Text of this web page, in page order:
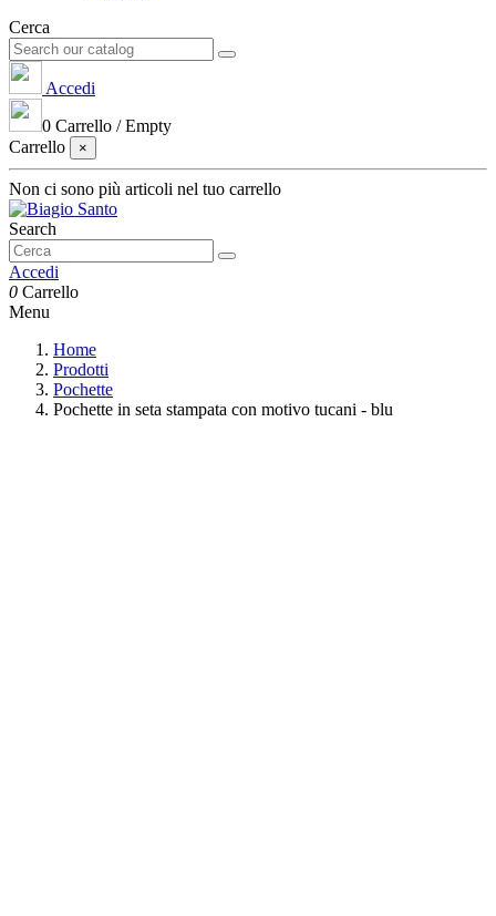
Cerca
Accedi
0 Carrello /Empty
Carrello
×
Non ci sono più articoli nel tuo carrello
Search
Accedi
0 Carrello
Menu
Home
Prodotti
Pochette
Pochette in seta stampata con motivo tucani - blu